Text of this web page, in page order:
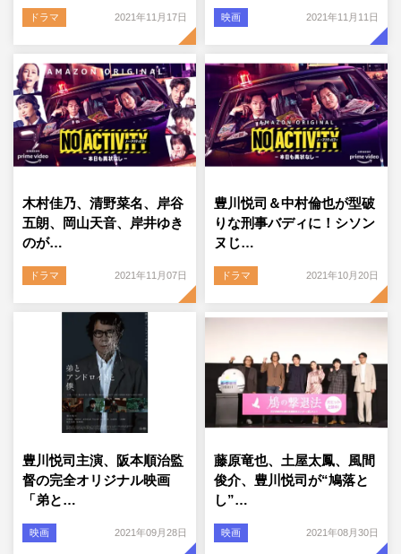
ドラマ 2021年11月17日 映画 2021年11月11日
木村佳乃、清野菜名、岸谷
五朗、岡山天音、岸井ゆき
のが…
ドラマ 2021年11月07日
豊川悦司＆中村倫也が型破
りな刑事バディに！シソン
ヌじ…
ドラマ 2021年10月20日
豊川悦司主演、阪本順治監
督の完全オリジナル映画
「弟と…
映画 2021年09月28日
藤原竜也、土屋太鳳、風間
俊介、豊川悦司が“鳩落と
し”…
映画 2021年08月30日